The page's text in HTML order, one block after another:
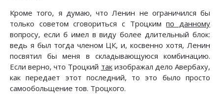
Кроме того, я думаю, что Ленин не ограничился бы
только советом сговориться с Троцкимпо данному
вопросу, если б имел в виду более длительный блок:
ведь я был тогда членом ЦК, и, косвенно хотя, Ленин
посвятил бы меня в складывающуюся комбинацию.
Если верно, что Троцкий такизображал дело Авербаху,
как передает этот последний, то это было просто
самообольщение тов. Троцкого.